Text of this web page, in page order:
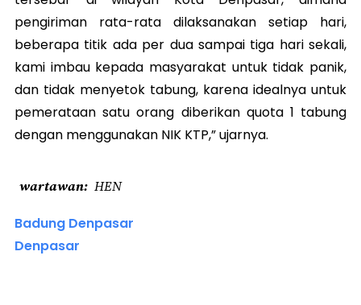
pengiriman rata-rata dilaksanakan setiap hari,
beberapa titik ada per dua sampai tiga hari sekali,
kami imbau kepada masyarakat untuk tidak panik,
dan tidak menyetok tabung, karena idealnya untuk
pemerataan satu orang diberikan quota 1 tabung
dengan menggunakan NIK KTP,” ujarnya.
wartawan HEN
Badung Denpasar
Denpasar